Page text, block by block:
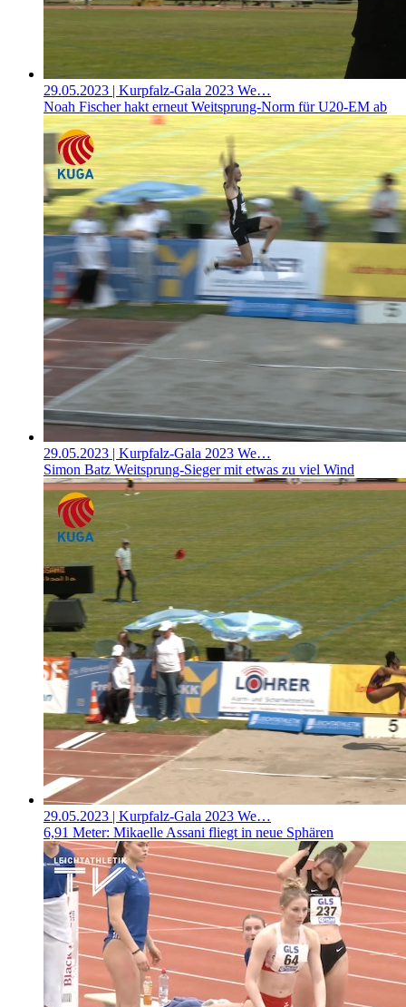
29.05.2023 | Kurpfalz-Gala 2023 We…
Noah Fischer hakt erneut Weitsprung-Norm für U20-EM ab
29.05.2023 | Kurpfalz-Gala 2023 We…
Simon Batz Weitsprung-Sieger mit etwas zu viel Wind
29.05.2023 | Kurpfalz-Gala 2023 We…
6,91 Meter: Mikaelle Assani fliegt in neue Sphären